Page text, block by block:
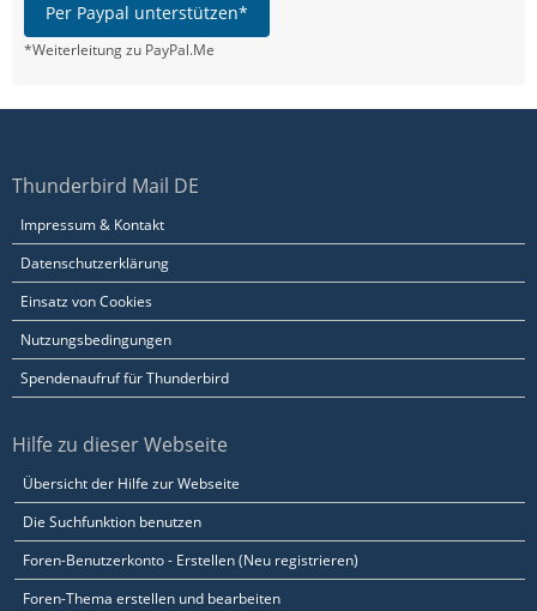
Per Paypal unterstützen*
*Weiterleitung zu PayPal.Me
Thunderbird Mail DE
Impressum & Kontakt
Datenschutzerklärung
Einsatz von Cookies
Nutzungsbedingungen
Spendenaufruf für Thunderbird
Hilfe zu dieser Webseite
Übersicht der Hilfe zur Webseite
Die Suchfunktion benutzen
Foren-Benutzerkonto - Erstellen (Neu registrieren)
Foren-Thema erstellen und bearbeiten